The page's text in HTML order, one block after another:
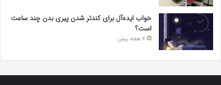
خواب ایده‌آل برای کندتر شدن پیری بدن چند ساعت
است؟
4 هفته پیش